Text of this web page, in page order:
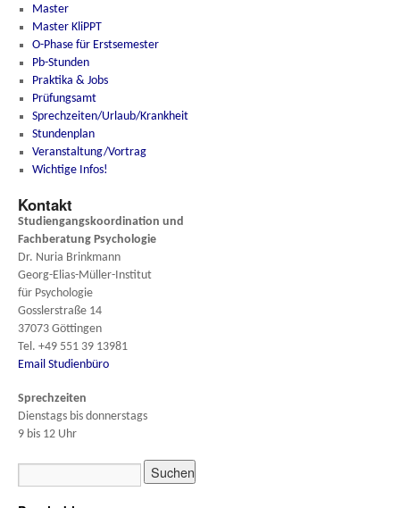
Master
Master KliPPT
O-Phase für Erstsemester
Pb-Stunden
Praktika & Jobs
Prüfungsamt
Sprechzeiten/Urlaub/Krankheit
Stundenplan
Veranstaltung/Vortrag
Wichtige Infos!
Kontakt
Studiengangskoordination und
Fachberatung Psychologie
Dr. Nuria Brinkmann
Georg-Elias-Müller-Institut
für Psychologie
Gosslerstraße 14
37073 Göttingen
Tel. +49 551 39 13981
Email Studienbüro
Sprechzeiten
Dienstags bis donnerstags
9 bis 12 Uhr